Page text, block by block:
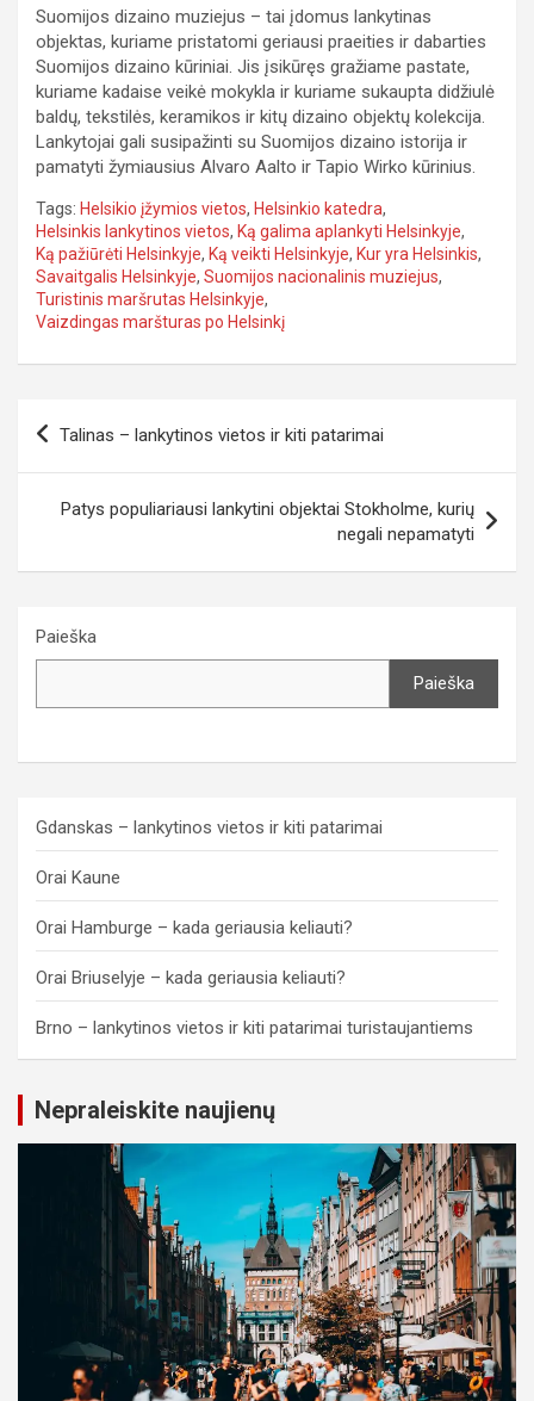
Suomijos dizaino muziejus – tai įdomus lankytinas
objektas, kuriame pristatomi geriausi praeities ir dabarties
Suomijos dizaino kūriniai. Jis įsikūręs gražiame pastate,
kuriame kadaise veikė mokykla ir kuriame sukaupta didžiulė
baldų, tekstilės, keramikos ir kitų dizaino objektų kolekcija.
Lankytojai gali susipažinti su Suomijos dizaino istorija ir
pamatyti žymiausius Alvaro Aalto ir Tapio Wirko kūrinius.
Tags: Helsikio įžymios vietos, Helsinkio katedra,
Helsinkis lankytinos vietos, Ką galima aplankyti Helsinkyje,
Ką pažiūrėti Helsinkyje, Ką veikti Helsinkyje, Kur yra Helsinkis,
Savaitgalis Helsinkyje, Suomijos nacionalinis muziejus,
Turistinis maršrutas Helsinkyje,
Vaizdingas maršturas po Helsinkį
Navigacija
Talinas – lankytinos vietos ir kiti patarimai
Patys populiariausi lankytini objektai Stokholme, kurių
negali nepamatyti
Paieška
Paieška
Gdanskas – lankytinos vietos ir kiti patarimai
Orai Kaune
Orai Hamburge – kada geriausia keliauti?
Orai Briuselyje – kada geriausia keliauti?
Brno – lankytinos vietos ir kiti patarimai turistaujantiems
Nepraleiskite naujienų